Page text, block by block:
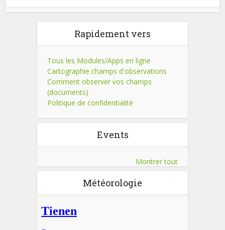
Rapidement vers
Tous les Modules/Apps en ligne
Cartographie champs d'observations
Comment observer vos champs
(documents)
Politique de confidentialité
Events
Montrer tout
Météorologie